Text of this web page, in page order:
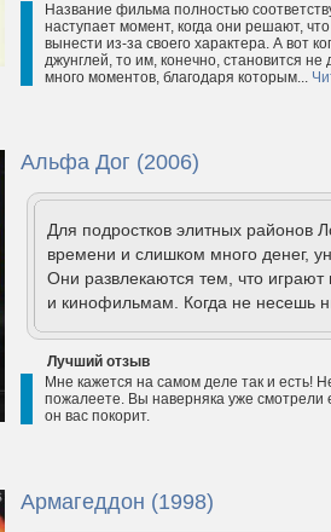
Название фильма полностью
наступает момент, когда они решают,
вынести из-за своего характера. А вот
джунглей, то им, конечно, становится
много моментов, благодаря которым...
Альфа Дог (2006)
Для подростков элитных районов
времени и слишком много денег,
Они развлекаются тем, что играют
и кинофильмам. Когда не несешь
Лучший отзыв
Мне кажется на самом деле так и есть!
пожалеете. Вы наверняка уже смотрели
он вас покорит.
Армагеддон (1998)